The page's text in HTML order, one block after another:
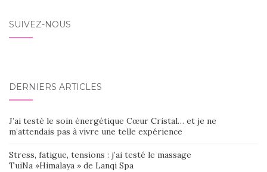
SUIVEZ-NOUS
DERNIERS ARTICLES
J’ai testé le soin énergétique Cœur Cristal… et je ne
m’attendais pas à vivre une telle expérience
Stress, fatigue, tensions : j’ai testé le massage
TuiNa »Himalaya » de Lanqi Spa